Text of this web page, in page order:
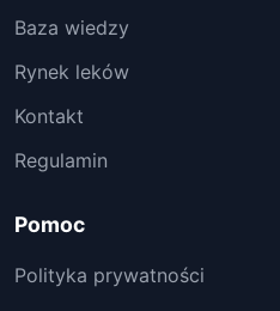
Baza wiedzy
Rynek leków
Kontakt
Regulamin
Pomoc
Polityka prywatności